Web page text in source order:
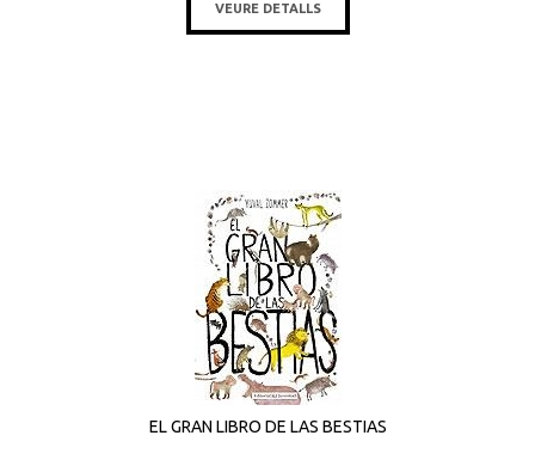
VEURE DETALLS
EL GRAN LIBRO DE LAS BESTIAS